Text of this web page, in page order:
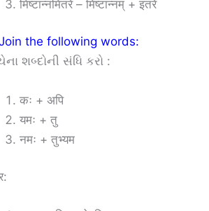
मिष्टान्नमितरे – मिष्टान्नम् + इतरे
the following words:
શબ્દોની સંધિ કરો :
कः + अपि
यमः + तु
नमः + तुभ्यम